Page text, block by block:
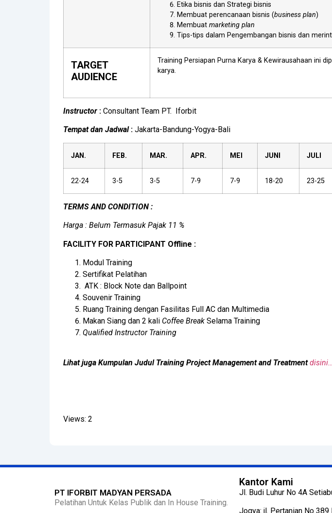
Etika bisnis dan Strategi bisnis
Membuat perencanaan bisnis (business plan)
Membuat marketing plan
Tips-tips dalam Pengembangan bisnis dan
TARGET
AUDIENCE
Training Persiapan Purna Karya & Kewirausahaan ini
karya.
Instructor : Consultant Team PT. Iforbit
Tempat dan Jadwal: Jakarta-Bandung-Yogya-Bali
JAN. FEB. MAR. APR. MEI JUNI JULI
22-24 3-5 3-5 7-9 7-9 18-20 23-25
TERMS AND CONDITION :
Harga : Belum Termasuk Pajak 11 %
FACILITY FOR PARTICIPANT Offline :
Modul Training
Sertifikat Pelatihan
ATK : Block Note dan Ballpoint
Souvenir Training
Ruang Training dengan Fasilitas Full AC dan Multimedia
Makan Siang dan 2 kali Coffee Break Selama Training
Qualified Instructor Training
Lihat juga Kumpulan Judul Training Project Management and Treatmentdisini…
Views: 2
PT IFORBIT MADYAN PERSADA
Pelatihan Untuk Kelas Publik dan In House Training.
Kantor Kami
Jl. Budi Luhur No 4A
Jogya: jl. Pertanian No 389